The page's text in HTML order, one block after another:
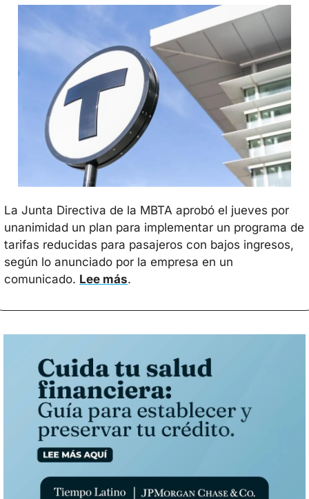
La Junta Directiva de la MBTA aprobó el jueves por
unanimidad un plan para implementar un programa de
tarifas reducidas para pasajeros con bajos ingresos,
según lo anunciado por la empresa en un
comunicado. Lee más.